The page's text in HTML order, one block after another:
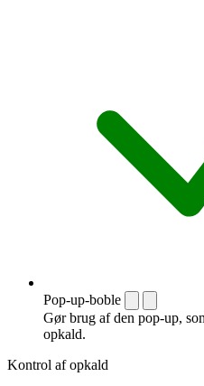
Pop-up-boble
Gør brug af den pop-up,
opkald.
Kontrol af opkald